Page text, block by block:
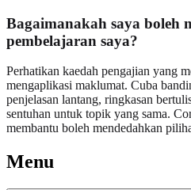
Bagaimanakah saya boleh
pembelajaran saya?
Perhatikan kaedah pengajian yang
mengaplikasi maklumat. Cuba
penjelasan lantang, ringkasan
sentuhan untuk topik yang sama.
membantu boleh mendedahkan
Menu